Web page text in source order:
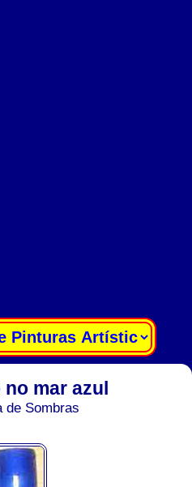
mar azul
de Sombras